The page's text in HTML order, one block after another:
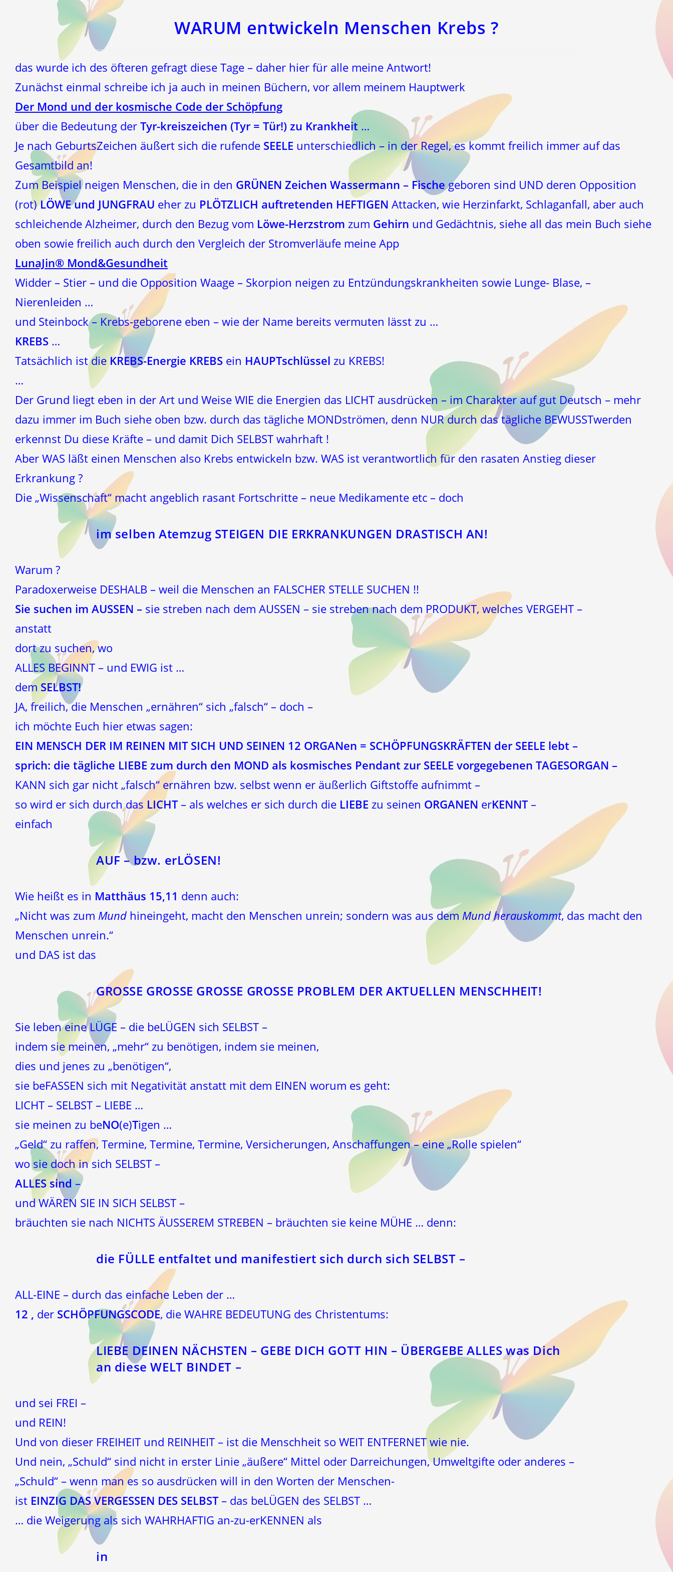
einem
neuen
Fenster
einem
neuen
Fenster WARUM entwickeln Menschen Krebs ?
das wurde ich des öfteren gefragt diese Tage – daher hier für alle meine Antwort!
Zunächst einmal schreibe ich ja auch in meinen Büchern, vor allem meinem Hauptwerk
Der Mond und der kosmische Code der Schöpfung
über die Bedeutung der Tyr-kreiszeichen (Tyr = Tür!) zu Krankheit …
Je nach GeburtsZeichen äußert sich die rufende SEELE unterschiedlich – in der Regel, es kommt freilich immer auf das
Gesamtbild an!
Zum Beispiel neigen Menschen, die in den GRÜNEN Zeichen Wassermann – Fischegeboren sind UND deren Opposition
(rot)LÖWE und JUNGFRAU eher zu PLÖTZLICH auftretenden HEFTIGEN Attacken, wie Herzinfarkt, Schlaganfall, aber auch
schleichende Alzheimer, durch den Bezug vom Löwe-Herzstrom zum Gehirn und Gedächtnis, siehe all das mein Buch siehe
oben sowie freilich auch durch den Vergleich der Stromverläufe meine App
LunaJin® Mond&Gesundheit
Widder – Stier – und die Opposition Waage – Skorpion neigen zu Entzündungskrankheiten sowie Lunge- Blase, –
Nierenleiden …
und Steinbock – Krebs-geborene eben – wie der Name bereits vermuten lässt zu …
KREBS …
Tatsächlich ist die KREBS-Energie KREBS ein HAUPTschlüssel zu KREBS!
…
Der Grund liegt eben in der Art und Weise WIE die Energien das LICHT ausdrücken – im Charakter auf gut Deutsch – mehr
dazu immer im Buch siehe oben bzw. durch das tägliche MONDströmen, denn NUR durch das tägliche BEWUSSTwerden
erkennst Du diese Kräfte – und damit Dich SELBST wahrhaft !
Aber WAS läßt einen Menschen also Krebs entwickeln bzw. WAS ist verantwortlich für den rasaten Anstieg dieser
Erkrankung ?
Die „Wissenschaft“ macht angeblich rasant Fortschritte – neue Medikamente etc – doch
im selben Atemzug STEIGEN DIE ERKRANKUNGEN DRASTISCH AN!
Warum ?
Paradoxerweise DESHALB – weil die Menschen an FALSCHER STELLE SUCHEN !!
Sie suchen im AUSSEN – sie streben nach dem AUSSEN – sie streben nach dem PRODUKT, welches VERGEHT –
anstatt
dort zu suchen, wo
ALLES BEGINNT – und EWIG ist …
dem SELBST!
JA, freilich, die Menschen „ernähren“ sich „falsch“ – doch –
ich möchte Euch hier etwas sagen:
EIN MENSCH DER IM REINEN MIT SICH UND SEINEN 12 ORGANen = SCHÖPFUNGSKRÄFTEN der SEELE lebt –
sprich: die tägliche LIEBE zum durch den MOND als kosmisches Pendant zur SEELE vorgegebenen TAGESORGAN –
KANN sich gar nicht „falsch“ ernähren bzw. selbst wenn er äußerlich Giftstoffe aufnimmt –
so wird er sich durch das LICHT– als welches er sich durch die LIEBE zu seinen ORGANEN erKENNT–
einfach
AUF – bzw. erLÖSEN!
Wie heißt es in Matthäus 15,11 denn auch:
„Nicht was zum Mund hineingeht, macht den Menschen unrein; sondern was aus dem Mund herauskommt, das macht den
Menschen unrein.“
und DAS ist das
GROSSE GROSSE GROSSE GROSSE PROBLEM DER AKTUELLEN MENSCHHEIT!
Sie leben eine LÜGE – die beLÜGEN sich SELBST –
indem sie meinen, „mehr“ zu benötigen, indem sie meinen,
dies und jenes zu „benötigen“,
sie beFASSEN sich mit Negativität anstatt mit dem EINEN worum es geht:
LICHT – SELBST – LIEBE …
sie meinen zu beNO(e)Tigen …
„Geld“ zu raffen, Termine, Termine, Termine, Versicherungen, Anschaffungen – eine „Rolle spielen“
wo sie doch in sich SELBST –
ALLES sind –
und WÄREN SIE IN SICH SELBST –
bräuchten sie nach NICHTS ÄUSSEREM STREBEN – bräuchten sie keine MÜHE … denn:
die FÜLLE entfaltet und manifestiert sich durch sich SELBST –
ALL-EINE – durch das einfache Leben der …
12 , der SCHÖPFUNGSCODE, die WAHRE BEDEUTUNG des Christentums:
LIEBE DEINEN NÄCHSTEN – GEBE DICH GOTT HIN – ÜBERGEBE ALLES was Dich
an diese WELT BINDET –
und sei FREI –
und REIN!
Und von dieser FREIHEIT und REINHEIT – ist die Menschheit so WEIT ENTFERNET wie nie.
Und nein, „Schuld“ sind nicht in erster Linie „äußere“ Mittel oder Darreichungen, Umweltgifte oder anderes –
„Schuld“ – wenn man es so ausdrücken will in den Worten der Menschen-
ist EINZIG DAS VERGESSEN DES SELBST– das beLÜGEN des SELBST …
… die Weigerung als sich WAHRHAFTIG an-zu-erKENNEN als
in